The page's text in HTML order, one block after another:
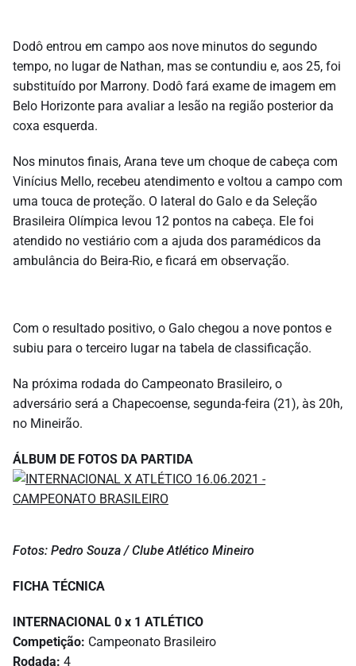
Dodô entrou em campo aos nove minutos do segundo
tempo, no lugar de Nathan, mas se contundiu e, aos 25, foi
substituído por Marrony. Dodô fará exame de imagem em
Belo Horizonte para avaliar a lesão na região posterior da
coxa esquerda.
Nos minutos finais, Arana teve um choque de cabeça com
Vinícius Mello, recebeu atendimento e voltou a campo com
uma touca de proteção. O lateral do Galo e da Seleção
Brasileira Olímpica levou 12 pontos na cabeça. Ele foi
atendido no vestiário com a ajuda dos paramédicos da
ambulância do Beira-Rio, e ficará em observação.
Com o resultado positivo, o Galo chegou a nove pontos e
subiu para o terceiro lugar na tabela de classificação.
Na próxima rodada do Campeonato Brasileiro, o
adversário será a Chapecoense, segunda-feira (21), às 20h,
no Mineirão.
ÁLBUM DE FOTOS DA PARTIDA
Fotos: Pedro Souza / Clube Atlético Mineiro
FICHA TÉCNICA
INTERNACIONAL 0 x 1 ATLÉTICO
Competição: Campeonato Brasileiro
Rodada: 4